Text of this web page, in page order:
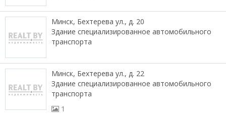
Минск, Бехтерева ул., д. 20
Здание специализированное автомобильного
транспорта
Минск, Бехтерева ул., д. 22
Здание специализированное автомобильного
транспорта
1